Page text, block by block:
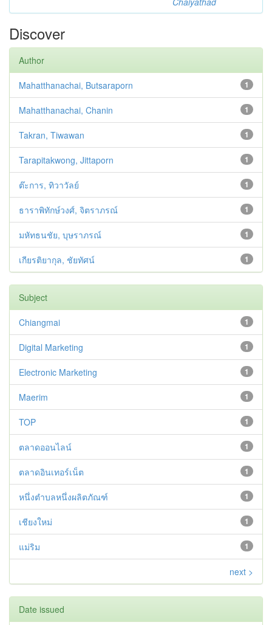
Discover
Author
1
Mahatthanachai, Butsaraporn
1
Mahatthanachai, Chanin
1
Takran, Tiwawan
1
Tarapitakwong, Jittaporn
1
ต๊ะการ, ทิวาวัลย์
1
ธาราพิทักษ์วงศ์, จิตราภรณ์
1
มหัทธนชัย, บุษราภรณ์
1
เกียรติยากุล, ชัยทัศน์
Subject
1
Chiangmai
1
Digital Marketing
1
Electronic Marketing
1
Maerim
1
TOP
1
ตลาดออนไลน์
1
ตลาดอินเทอร์เน็ต
1
หนึ่งตำบลหนึ่งผลิตภัณฑ์
1
เชียงใหม่
1
แม่ริม
next >
Date issued